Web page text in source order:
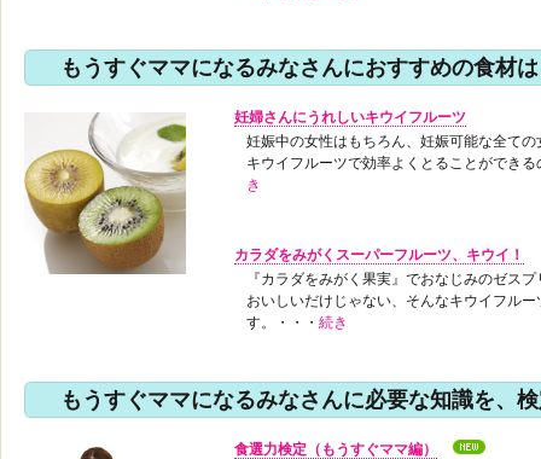
もうすぐママになるみなさんにおすすめの食材
妊婦さんにうれしいキウイフルーツ
妊娠中の女性はもちろん、妊娠可能な全て
キウイフルーツで効率よくとることができ
き
カラダをみがくスーパーフルーツ、キウイ！
『カラダをみがく果実』でおなじみのゼス
おいしいだけじゃない、そんなキウイフル
す。・・・ 続き
もうすぐママになるみなさんに必要な知識を、
食選力検定（もうすぐママ編）